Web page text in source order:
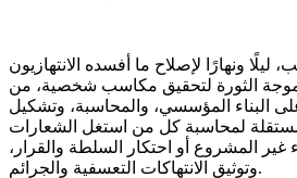
ليلًا ونهارًا لإصلاح ما أفسده الانتهازيون
موجة الثورة لتحقيق مكاسب شخصية، من
البناء المؤسسي، والمحاسبة، وتشكيل
مستقلة لمحاسبة كل من استغل الشعارات
غير المشروع أو احتكار السلطة والقرار،
وتوثيق الانتهاكات التعسفية والجرائم.